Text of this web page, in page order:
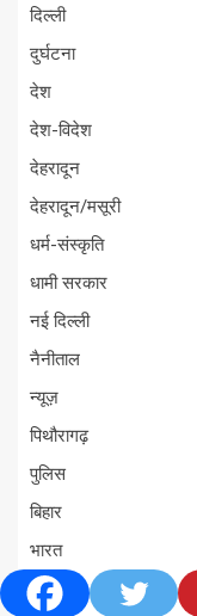
दिल्ली
दुर्घटना
देश
देश-विदेश
देहरादून
देहरादून/मसूरी
धर्म-संस्कृति
धामी सरकार
नई दिल्ली
नैनीताल
न्यूज़
पिथौरागढ़
पुलिस
बिहार
भारत
मनोरंजन